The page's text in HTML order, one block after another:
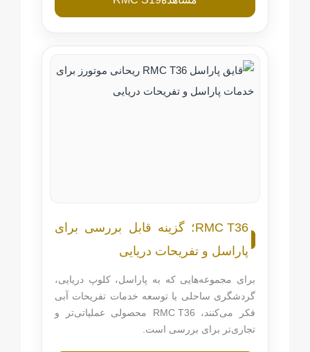
RMC T36؛ گزینه قابل بررسی برای
پاراسل و تفریحات دریایی
برای مجموعه‌هایی که به پاراسل، کلوپ دریایی،
گردشگری ساحلی یا توسعه خدمات تفریحات آبی
فکر می‌کنند، RMC T36 محصولی عملیاتی‌تر و
تجاری‌تر برای بررسی است.